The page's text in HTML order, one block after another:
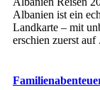
Albanien ist ein
Landkarte – mit
erschien zuerst auf .